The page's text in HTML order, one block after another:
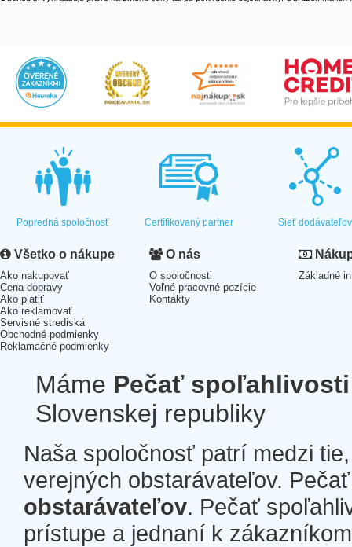
Popredná spoločnosť Certifikovaný partner Sieť dodávateľov
Všetko o nákupe
Ako nakupovať
Cena dopravy
Ako platiť
Ako reklamovať
Servisné strediská
Obchodné podmienky
Reklamačné podmienky
O nás
O spoločnosti
Voľné pracovné pozície
Kontakty
Základné
Máme Pečať spoľahlivosti
Slovenskej republiky
Naša spoločnosť patrí medzi
verejných obstarávateľov.
obstarávateľov. Pečať
prístupe a jednaní k